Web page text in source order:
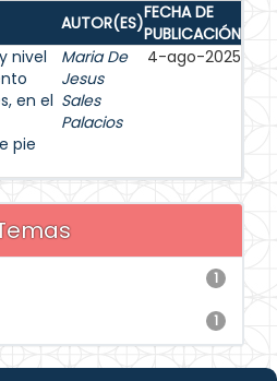
AUTOR(ES)FECHA DE
PUBLICACIÓN
nivel
en el
pie
Maria De
Jesus
Sales
Palacios
4-ago-2025
1
1